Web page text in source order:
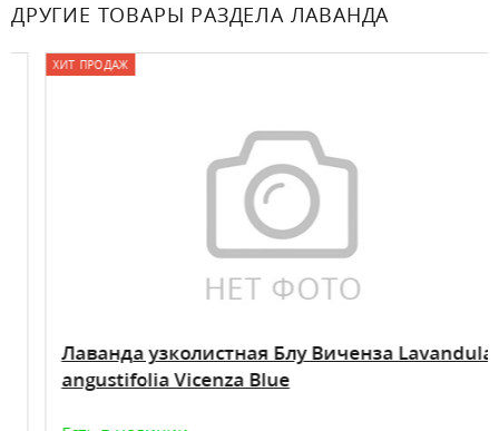
ДРУГИЕ ТОВАРЫ РАЗДЕЛА ЛАВАНДА
ХИТ ПРОДАЖ
Лаванда узколистная Блу Виченза Lavandula
angustifolia Vicenza Blue